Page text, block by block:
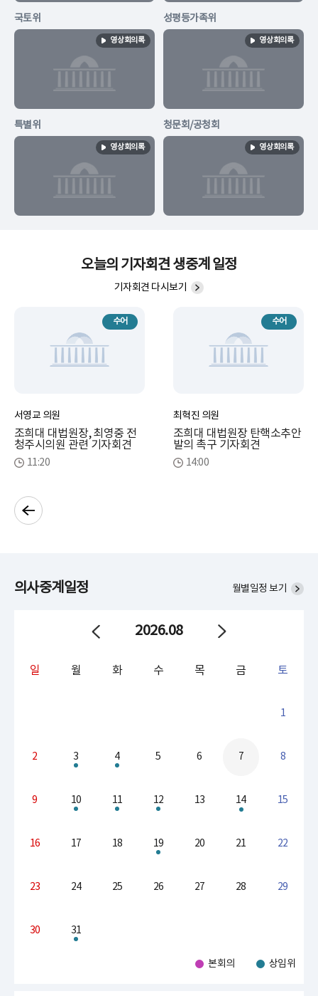
국토위
영상회의록
성평등가족위
영상회의록
특별위
영상회의록
청문회/공청회
영상회의록
오늘의 기자회견 생중계 일정
기자회견 다시보기
수어
서영교 의원
조희대 대법원장, 최영중 전
청주시의원 관련 기자회견
11:20
수어
최혁진 의원
조희대 대법원장 탄핵소추안
발의 촉구 기자회견
14:00
의사중계일정 월별일정 보기
2026.08
일 월 화 수 목 금 토
1
2 3 4 5 6 7 8
9 10 11 12 13 14 15
16 17 18 19 20 21 22
23 24 25 26 27 28 29
30 31
본회의 상임위